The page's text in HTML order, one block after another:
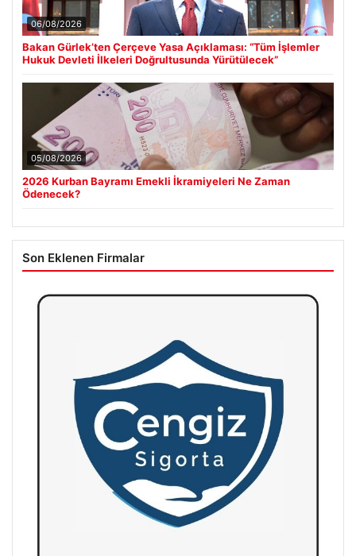
06/08/2026
Bakan Gürlek’ten Çerçeve Yasa Açıklaması: “Tüm İşlemler
Hukuk Devleti İlkeleri Doğrultusunda Yürütülecek”
05/08/2026
2026 Kurban Bayramı Emekli İkramiyeleri Ne Zaman
Ödenecek?
Son Eklenen Firmalar